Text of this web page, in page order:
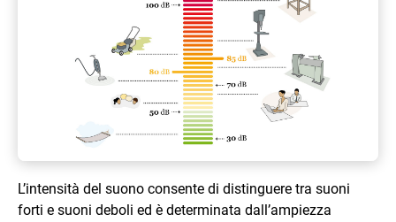
L’intensità del suono consente di distinguere tra suoni
forti e suoni deboli ed è determinata dall’ampiezza